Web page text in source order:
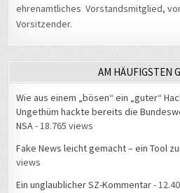
ehrenamtliches Vorstandsmitglied,
Vorsitzender.
AM HÄUFIGSTEN
Wie aus einem „bösen“ ein „guter“
Ungethüm hackte bereits die
NSA- 18.765 views
Fake News leicht gemacht – ein Tool
views
Ein unglaublicher SZ-Kommentar-